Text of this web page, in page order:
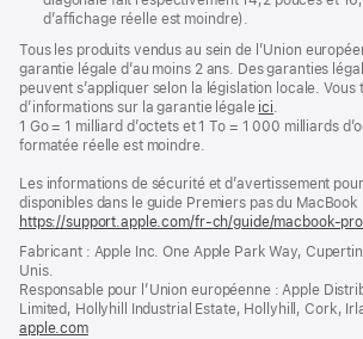
d’affichage réelle est moindre).
Tous les produits vendus au sein de l’Union
garantie légale d’au moins 2 ans. Des garanties
peuvent s’appliquer selon la législation locale. Vous
d’informations sur la garantie légale ici.
1 Go = 1 milliard d’octets et 1 To = 1 000 milliards
formatée réelle est moindre.
Les informations de sécurité et d’avertissement
disponibles dans le guide Premiers pas du MacBook
https://support.apple.com/fr-ch/guide/macbook-
Fabricant : Apple Inc. One Apple Park Way,
Unis.
Responsable pour l’Union européenne : Apple
Limited, Hollyhill Industrial Estate, Hollyhill, Cork,
apple.com(s’ouvre